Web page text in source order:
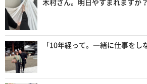
木村さん。明日やすまれますか？
「10年経って。一緒に仕事をし